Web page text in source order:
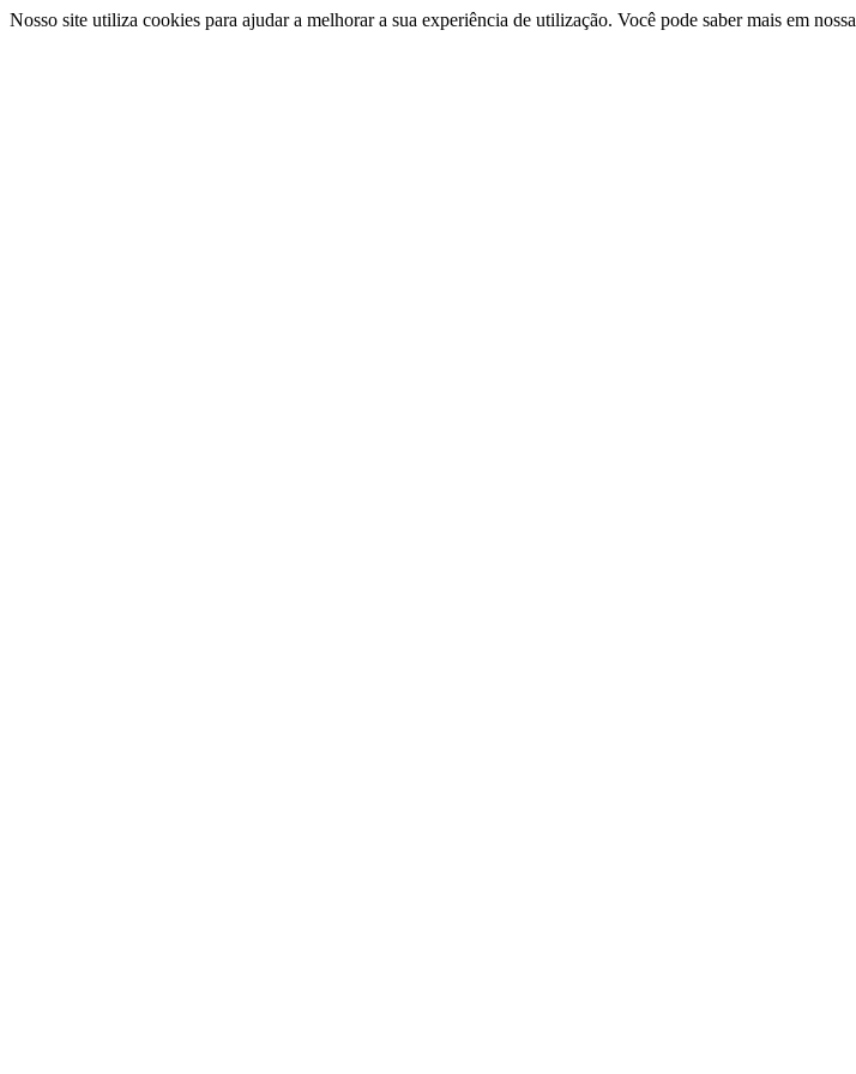
Nosso site utiliza cookies para ajudar a melhorar a sua experiência de utilização. Você pode saber mais em nossa